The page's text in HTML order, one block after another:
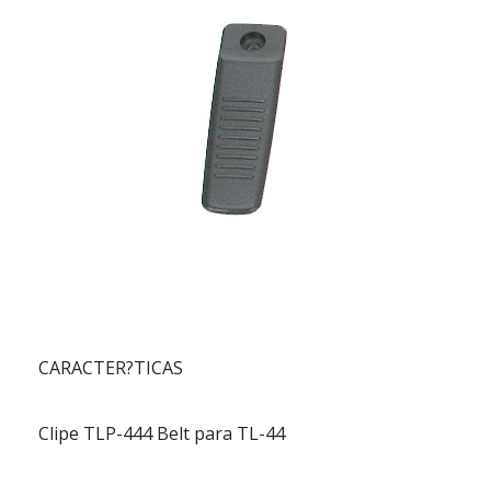
CARACTER?TICAS
Clipe TLP-444 Belt para TL-44